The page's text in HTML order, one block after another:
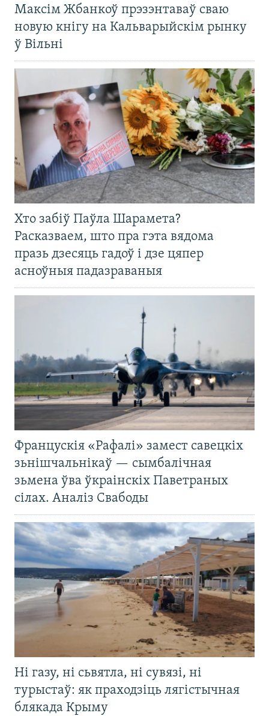
Максім Жбанкоў прэзэнтаваў сваю
новую кнігу на Кальварыйскім рынку
ў Вільні
Хто забіў Паўла Шарамета?
Расказваем, што пра гэта вядома
празь дзесяць гадоў і дзе цяпер
асноўныя падазраваныя
Францускія «Рафалі» замест савецкіх
зьнішчальнікаў — сымбалічная
зьмена ўва ўкраінскіх Паветраных
сілах. Аналіз Свабоды
Ні газу, ні сьвятла, ні сувязі, ні
турыстаў: як праходзіць лягістычная
блякада Крыму